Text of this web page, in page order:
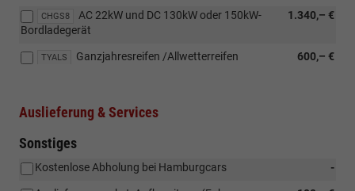
CHGS8 1.340,– €
AC 22kW und DC 130kW oder 150kW-
Bordladegerät
TYALS 600,– €
Ganzjahresreifen /Allwetterreifen
Auslieferung & Services
Sonstiges
-
Kostenlose Abholung bei Hamburgcars